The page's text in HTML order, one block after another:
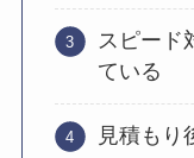
スピード
ている
見積もり